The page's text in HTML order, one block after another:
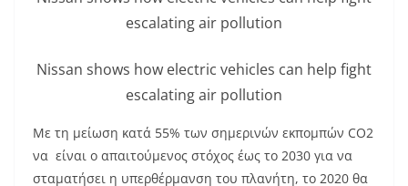
escalating air pollution
Nissan shows how electric vehicles can help fight
escalating air pollution
Με τη μείωση κατά 55% των σημερινών εκπομπών CO2
να είναι ο απαιτούμενος στόχος έως το 2030 για να
σταματήσει η υπερθέρμανση του πλανήτη, το 2020 θα